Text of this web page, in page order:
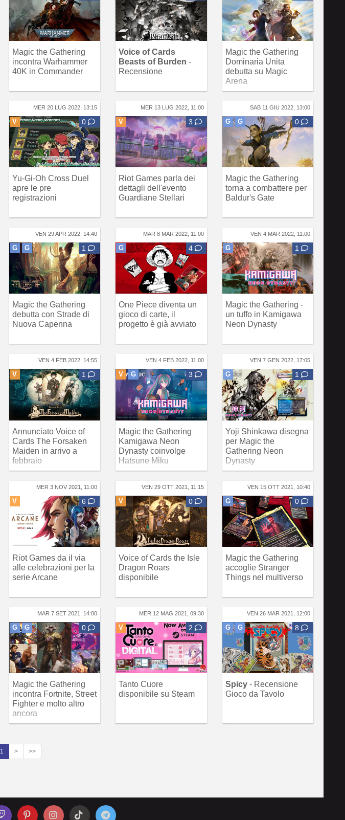
Magic the Gathering
incontra Warhammer
40K in Commander
Voice of Cards
Beasts of Burden -
Recensione
Magic the Gathering
Dominaria Unita
debutta su Magic
Arena
MER 20 LUG 2022, 13:15
V 0
Yu-Gi-Oh Cross Duel
apre le pre
registrazioni
MER 13 LUG 2022, 11:00
V 3
Riot Games parla dei
dettagli dell'evento
Guardiane Stellari
SAB 11 GIU 2022, 13:00
G G 0
Magic the Gathering
torna a combattere per
Baldur's Gate
VEN 29 APR 2022, 14:40
G G 1
Magic the Gathering
debutta con Strade di
Nuova Capenna
MAR 8 MAR 2022, 11:00
G 4
One Piece diventa un
gioco di carte, il
progetto è già avviato
VEN 4 MAR 2022, 11:00
G 1
Magic the Gathering -
un tuffo in Kamigawa
Neon Dynasty
VEN 4 FEB 2022, 14:55
V 1
Annunciato Voice of
Cards The Forsaken
Maiden in arrivo a
febbraio
VEN 4 FEB 2022, 11:00
V G 3
Magic the Gathering
Kamigawa Neon
Dynasty coinvolge
Hatsune Miku
VEN 7 GEN 2022, 17:05
G 1
Yoji Shinkawa disegna
per Magic the
Gathering Neon
Dynasty
MER 3 NOV 2021, 11:00
V 6
Riot Games da il via
alle celebrazioni per la
serie Arcane
VEN 29 OTT 2021, 11:15
V 0
Voice of Cards the Isle
Dragon Roars
disponibile
VEN 15 OTT 2021, 10:40
G 0
Magic the Gathering
accoglie Stranger
Things nel multiverso
MAR 7 SET 2021, 14:00
G G 0
Magic the Gathering
incontra Fortnite, Street
Fighter e molto altro
ancora
MER 12 MAG 2021, 09:30
V 2
Tanto Cuore
disponibile su Steam
VEN 26 MAR 2021, 12:00
G G 8
Spicy- Recensione
Gioco da Tavolo
1 > >>